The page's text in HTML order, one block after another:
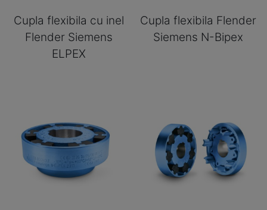
Cupla flexibila cu inel
Flender Siemens
ELPEX
Cupla flexibila Flender
Siemens N-Bipex